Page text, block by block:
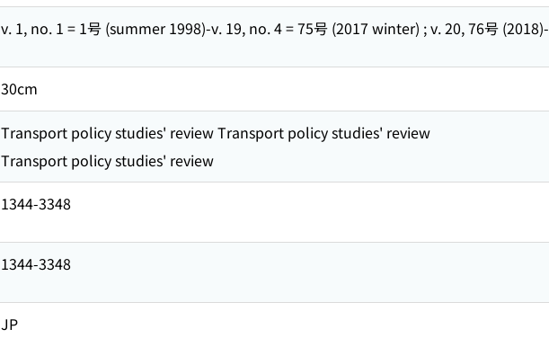
v. 1, no. 1 = 1号 (summer 1998)-v. 19, no. 4 = 75号 (2017 winter) ; v. 20, 76号 (2018)-
30cm
Transport policy studies' review Transport policy studies' review
Transport policy studies' review
1344-3348
1344-3348
JP